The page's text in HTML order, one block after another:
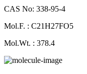
CAS No: 338-95-4
Mol.F. : C21H27FO5
Mol.Wt. : 378.4